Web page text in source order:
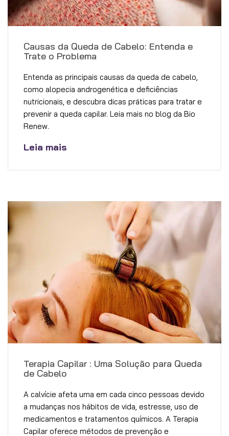
Causas da Queda de Cabelo: Entenda e
Trate o Problema
Entenda as principais causas da queda de cabelo,
como alopecia androgenética e deficiências
nutricionais, e descubra dicas práticas para tratar e
prevenir a queda capilar. Leia mais no blog da Bio
Renew.
Leia mais
Terapia Capilar : Uma Solução para Queda
de Cabelo
A calvície afeta uma em cada cinco pessoas devido
a mudanças nos hábitos de vida, estresse, uso de
medicamentos e tratamentos químicos. A Terapia
Capilar oferece métodos de prevenção e